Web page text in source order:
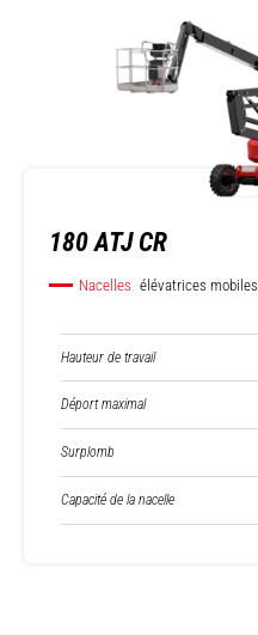
180 ATJ CR
Nacelles élévatrices mobiles
Hauteur de travail
Déport maximal
Surplomb
Capacité de la nacelle